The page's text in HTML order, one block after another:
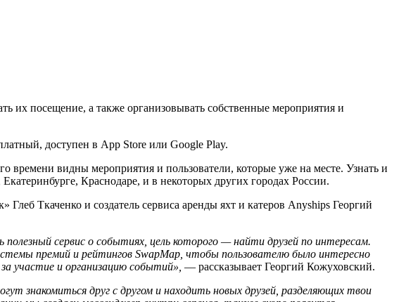
их посещение, а также организовывать собственные мероприятия и
доступен в App Store или Google Play.
времени видны мероприятия и пользователи, которые уже на месте. Узнать и
Краснодаре, и в некоторых других городах России.
Ткаченко и создатель сервиса аренды яхт и катеров Anyships Георгий
сервис о событиях, цель которого — найти друзей по интересам.
премий и рейтингов SwapMap, чтобы пользователю было интересно
участие и организацию событий», — рассказывает Георгий Кожуховский.
знакомиться друг с другом и находить новых друзей, разделяющих твои